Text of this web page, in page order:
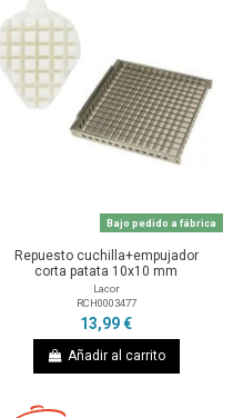
Bajo pedido a fábrica
Repuesto cuchilla+empujador
corta patata 10x10 mm
Lacor
RCH0003477
13,99 €
Añadir al carrito